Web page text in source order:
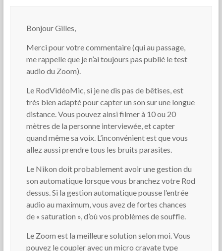
Bonjour Gilles,
Merci pour votre commentaire (qui au passage,
me rappelle que je n’ai toujours pas publié le test
audio du Zoom).
Le RodVidéoMic, si je ne dis pas de bêtises, est
très bien adapté pour capter un son sur une longue
distance. Vous pouvez ainsi filmer à 10 ou 20
mètres de la personne interviewée, et capter
quand même sa voix. L’inconvénient est que vous
allez aussi prendre tous les bruits parasites.
Le Nikon doit probablement avoir une gestion du
son automatique lorsque vous branchez votre Rod
dessus. Si la gestion automatique pousse l’entrée
audio au maximum, vous avez de fortes chances
de « saturation », d’où vos problèmes de souffle.
Le Zoom est la meilleure solution selon moi. Vous
pouvez le coupler avec un micro cravate type